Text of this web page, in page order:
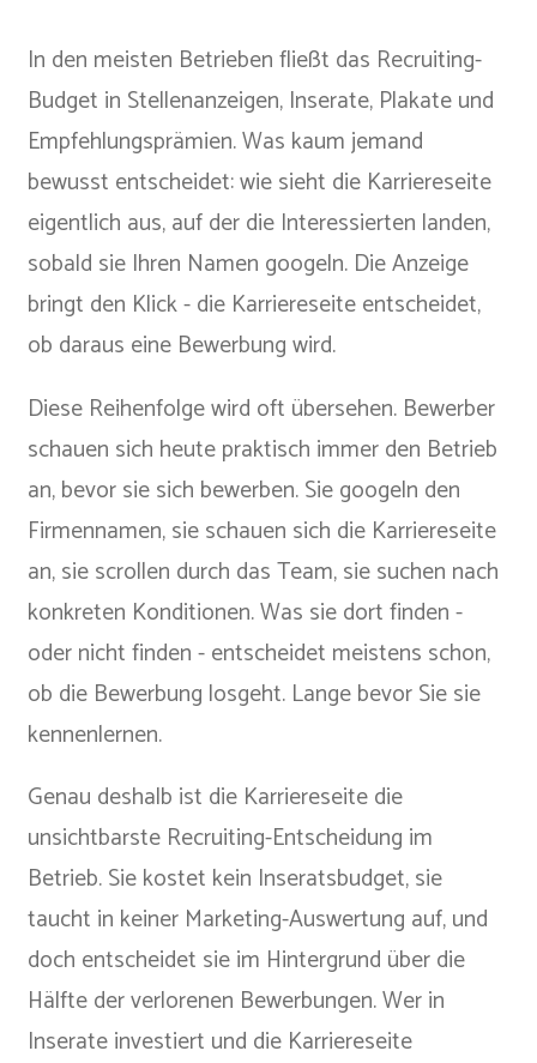
In den meisten Betrieben fließt das Recruiting-
Budget in Stellenanzeigen, Inserate, Plakate und
Empfehlungsprämien. Was kaum jemand
bewusst entscheidet: wie sieht die Karriereseite
eigentlich aus, auf der die Interessierten landen,
sobald sie Ihren Namen googeln. Die Anzeige
bringt den Klick - die Karriereseite entscheidet,
ob daraus eine Bewerbung wird.
Diese Reihenfolge wird oft übersehen. Bewerber
schauen sich heute praktisch immer den Betrieb
an, bevor sie sich bewerben. Sie googeln den
Firmennamen, sie schauen sich die Karriereseite
an, sie scrollen durch das Team, sie suchen nach
konkreten Konditionen. Was sie dort finden -
oder nicht finden - entscheidet meistens schon,
ob die Bewerbung losgeht. Lange bevor Sie sie
kennenlernen.
Genau deshalb ist die Karriereseite die
unsichtbarste Recruiting-Entscheidung im
Betrieb. Sie kostet kein Inseratsbudget, sie
taucht in keiner Marketing-Auswertung auf, und
doch entscheidet sie im Hintergrund über die
Hälfte der verlorenen Bewerbungen. Wer in
Inserate investiert und die Karriereseite